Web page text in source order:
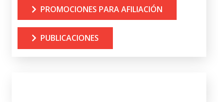
PROMOCIONES PARA AFILIACIÓN
PUBLICACIONES